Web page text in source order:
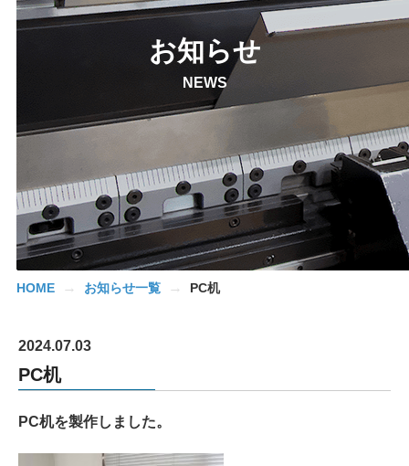
お知らせ
NEWS
HOME → お知らせ一覧 → PC机
2024.07.03
PC机
PC机を製作しました。